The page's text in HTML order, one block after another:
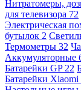
Нитратомеры,
для телевизора 72
Электрическая
бутылок 2
Термометры 32
Аккумуляторные
Батарейки GP 22
Батарейки Xiaomi